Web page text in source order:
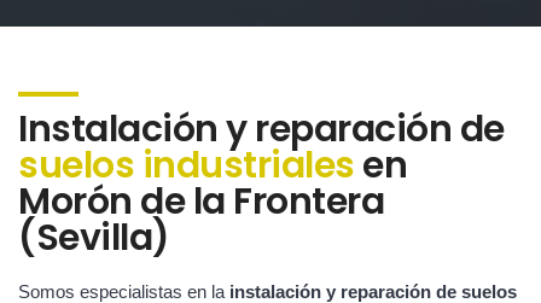
Instalación y reparación de
suelos industrialesen
Morón de la Frontera
(Sevilla)
Somos especialistas en la instalación y reparación de suelos